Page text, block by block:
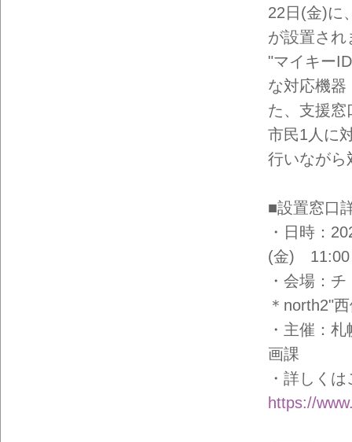
22日(金)に
が設置され
"マイキー
な対応機器
た、支援窓
市民1人に
行いながら
■設置窓口
・日時：
(金) 11:00
・会場：
＊north2"
・主催：
画課
・詳しく
https://